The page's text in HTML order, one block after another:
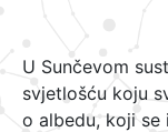
U Sunčevom
svjetlošću koju
o albedu, koji